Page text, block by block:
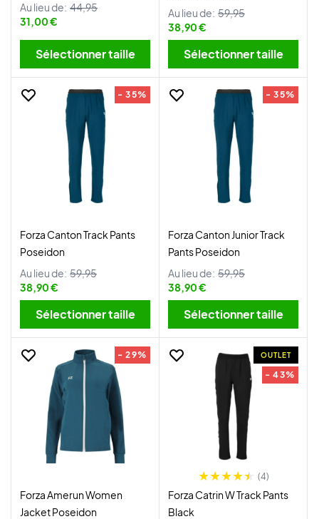
Au lieu de: 44,95
31,00 €
Sélectionner taille
Au lieu de: 59,95
38,90 €
Sélectionner taille
- 35%
Forza Canton Track Pants
Poseidon
Au lieu de: 59,95
38,90 €
Sélectionner taille
- 35%
Forza Canton Junior Track
Pants Poseidon
Au lieu de: 59,95
38,90 €
Sélectionner taille
- 29%
Forza Amerun Women
Jacket Poseidon
OUTLET
- 43%
(4)
Forza Catrin W Track Pants
Black